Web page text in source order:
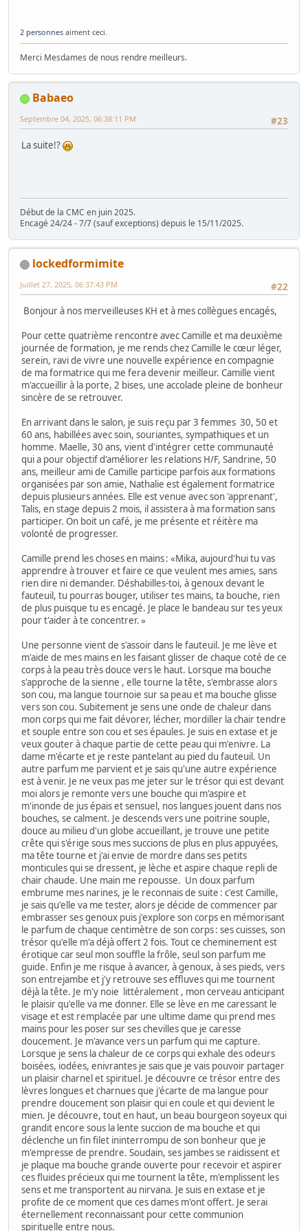
2 personnes aiment ceci.
Merci Mesdames de nous rendre meilleurs.
Babaeo
#23
Septembre 04, 2025, 06:38:11 PM
La suite!?
Début de la CMC en juin 2025.
Encagé 24/24 - 7/7 (sauf exceptions) depuis le 15/11/2025.
lockedformimite
#22
Juillet 27, 2025, 06:37:43 PM
Bonjour à nos merveilleuses KH et à mes collègues encagés,
Pour cette quatrième rencontre avec Camille et ma deuxième
journée de formation, je me rends chez Camille le cœur léger,
serein, ravi de vivre une nouvelle expérience en compagnie
de ma formatrice qui me fera devenir meilleur. Camille vient
m'accueillir à la porte, 2 bises, une accolade pleine de bonheur
sincère de se retrouver.
En arrivant dans le salon, je suis reçu par 3 femmes 30, 50 et
60 ans, habillées avec soin, souriantes, sympathiques et un
homme. Maelle, 30 ans, vient d'intégrer cette communauté
qui a pour objectif d'améliorer les relations H/F, Sandrine, 50
ans, meilleur ami de Camille participe parfois aux formations
organisées par son amie, Nathalie est également formatrice
depuis plusieurs années. Elle est venue avec son 'apprenant',
Talis, en stage depuis 2 mois, il assistera à ma formation sans
participer. On boit un café, je me présente et réitère ma
volonté de progresser.
Camille prend les choses en mains : «Mika, aujourd'hui tu vas
apprendre à trouver et faire ce que veulent mes amies, sans
rien dire ni demander. Déshabilles-toi, à genoux devant le
fauteuil, tu pourras bouger, utiliser tes mains, ta bouche, rien
de plus puisque tu es encagé. Je place le bandeau sur tes yeux
pour t'aider à te concentrer. »
Une personne vient de s'assoir dans le fauteuil. Je me lève et
m'aide de mes mains en les faisant glisser de chaque coté de ce
corps à la peau très douce vers le haut. Lorsque ma bouche
s'approche de la sienne , elle tourne la tête, s'embrasse alors
son cou, ma langue tournoie sur sa peau et ma bouche glisse
vers son cou. Subitement je sens une onde de chaleur dans
mon corps qui me fait dévorer, lécher, mordiller la chair tendre
et souple entre son cou et ses épaules. Je suis en extase et je
veux gouter à chaque partie de cette peau qui m'enivre. La
dame m'écarte et je reste pantelant au pied du fauteuil. Un
autre parfum me parvient et je sais qu'une autre expérience
est à venir. Je ne veux pas me jeter sur le trésor qui est devant
moi alors je remonte vers une bouche qui m'aspire et
m'inonde de jus épais et sensuel, nos langues jouent dans nos
bouches, se calment. Je descends vers une poitrine souple,
douce au milieu d'un globe accueillant, je trouve une petite
crête qui s'érige sous mes succions de plus en plus appuyées,
ma tête tourne et j'ai envie de mordre dans ses petits
monticules qui se dressent, je lèche et aspire chaque repli de
chair chaude. Une main me repousse. Un doux parfum
embrume mes narines, je le reconnais de suite : c'est Camille,
je sais qu'elle va me tester, alors je décide de commencer par
embrasser ses genoux puis j'explore son corps en mémorisant
le parfum de chaque centimètre de son corps : ses cuisses, son
trésor qu'elle m'a déjà offert 2 fois. Tout ce cheminement est
érotique car seul mon souffle la frôle, seul son parfum me
guide. Enfin je me risque à avancer, à genoux, à ses pieds, vers
son entrejambe et j'y retrouve ses effluves qui me tournent
déjà la tête. Je m'y noie littéralement , mon cerveau anticipant
le plaisir qu'elle va me donner. Elle se lève en me caressant le
visage et est remplacée par une ultime dame qui prend mes
mains pour les poser sur ses chevilles que je caresse
doucement. Je m'avance vers un parfum qui me capture.
Lorsque je sens la chaleur de ce corps qui exhale des odeurs
boisées, iodées, enivrantes je sais que je vais pouvoir partager
un plaisir charnel et spirituel. Je découvre ce trésor entre des
lèvres longues et charnues que j'écarte de ma langue pour
prendre doucement son plaisir qui en coule et qui devient le
mien. Je découvre, tout en haut, un beau bourgeon soyeux qui
grandit encore sous la lente succion de ma bouche et qui
déclenche un fin filet ininterrompu de son bonheur que je
m'empresse de prendre. Soudain, ses jambes se raidissent et
je plaque ma bouche grande ouverte pour recevoir et aspirer
ces fluides précieux qui me tournent la tête, m'emplissent les
sens et me transportent au nirvana. Je suis en extase et je
profite de ce moment que ces dames m'ont offert. Je serai
éternellement reconnaissant pour cette communion
spirituelle entre nous.